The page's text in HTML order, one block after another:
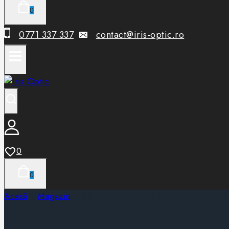
0
0771 337 337 contact@iris-optic.ro
0
0
Acasă Magazin